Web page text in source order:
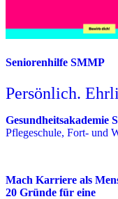
Seniorenhilfe SMMP
Persönlich.
Gesundheitsakademie
Pflegeschule, Fort- und
Mach Karriere als
20 Gründe für eine